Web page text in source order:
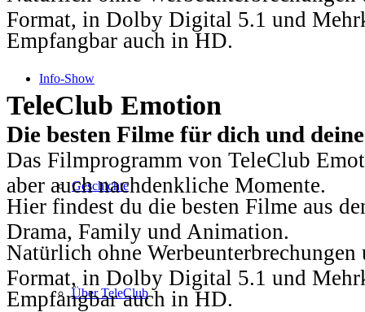
Info-Show
Geschichte
Über TeleClub
Format, in Dolby Digital 5.1 und
Empfangbar auch in HD.
TeleClub Emotion
Die besten Filme für dich und
Das Filmprogramm von TeleClub
aber auch nachdenkliche Momente.
Hier findest du die besten Filme aus
Drama, Family und Animation.
Natürlich ohne
Format, in Dolby Digital 5.1 und
Empfangbar auch in HD.